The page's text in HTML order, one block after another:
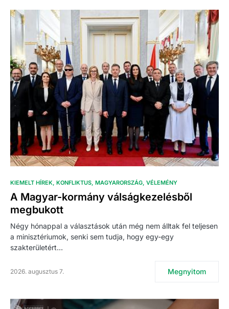
KIEMELT HÍREK KONFLIKTUS MAGYARORSZÁG VÉLEMÉNY
A Magyar-kormány válságkezelésből
megbukott
Négy hónappal a választások után még nem álltak fel teljesen
a minisztériumok, senki sem tudja, hogy egy-egy
szakterületért…
2026. augusztus 7. Megnyitom